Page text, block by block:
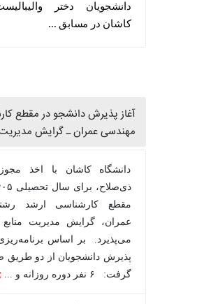
دانشجویان دختر والیبالیست
کاشان در مسابق ...
آغاز پذیرش دانشجو در مقطع
مهندسی عمران ـ گرایش مدیریت
دانشگاه کاشان با اخذ مجوز از
مقطع کارشناسی ارشد رشته
عمران، گرایش مدیریت منابع آب
می‌پذیرد. بر اساس برنامه‌ریزی
پذیرش دانشجویان از دو طریق صورت
گرفت: ۶ نفر دوره روزانه و ...